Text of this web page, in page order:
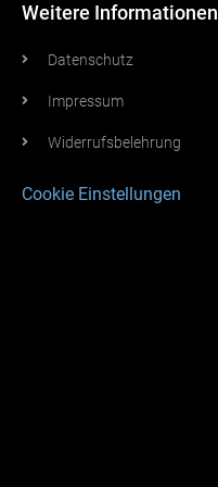
Weitere Informationen
Datenschutz
Impressum
Widerrufsbelehrung
Cookie Einstellungen